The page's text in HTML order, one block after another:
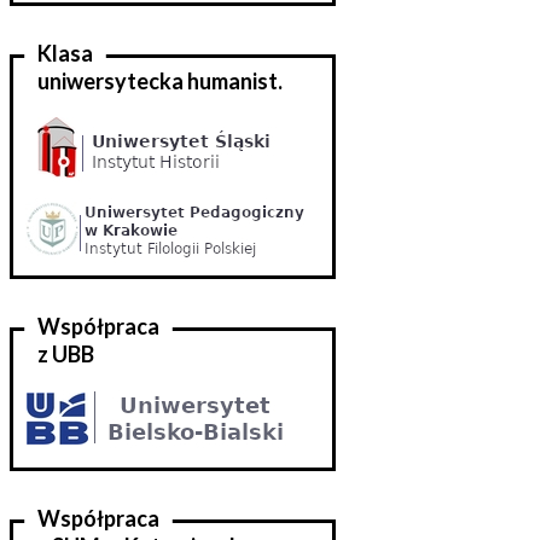
Klasa
uniwersytecka humanist.
Współpraca
z UBB
Współpraca